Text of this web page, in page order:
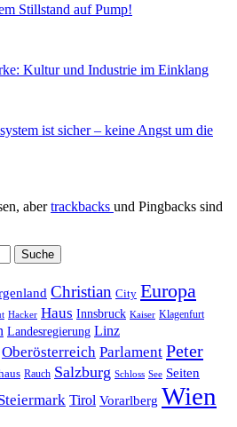
Stillstand auf Pump!
Kultur und Industrie im Einklang
ist sicher – keine Angst um die
abertrackbacks und Pingbacks sind
Christian City Europa
Hacker Haus Innsbruck Kaiser Klagenfurt
Landesregierung Linz
Oberösterreich Parlament Peter
Rauch Salzburg Schloss See Seiten
Tirol Vorarlberg Wien